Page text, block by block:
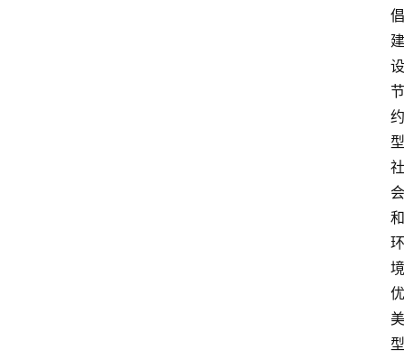
倡
建
设
节
约
型
社
会
和
环
境
优
美
型